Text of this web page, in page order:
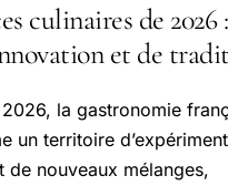
culinaires de 2026
et de
la gastronomie
un territoire
de nouveaux mélanges,